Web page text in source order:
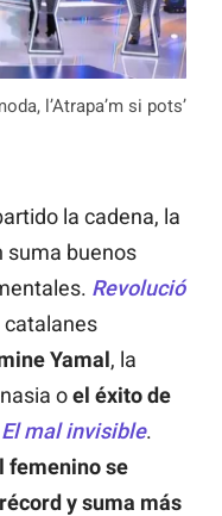
l’Atrapa’m si pots’
la cadena, la
buenos
Revolució
Yamal, la
oel éxito de
El mal invisible.
femenino se
y suma más